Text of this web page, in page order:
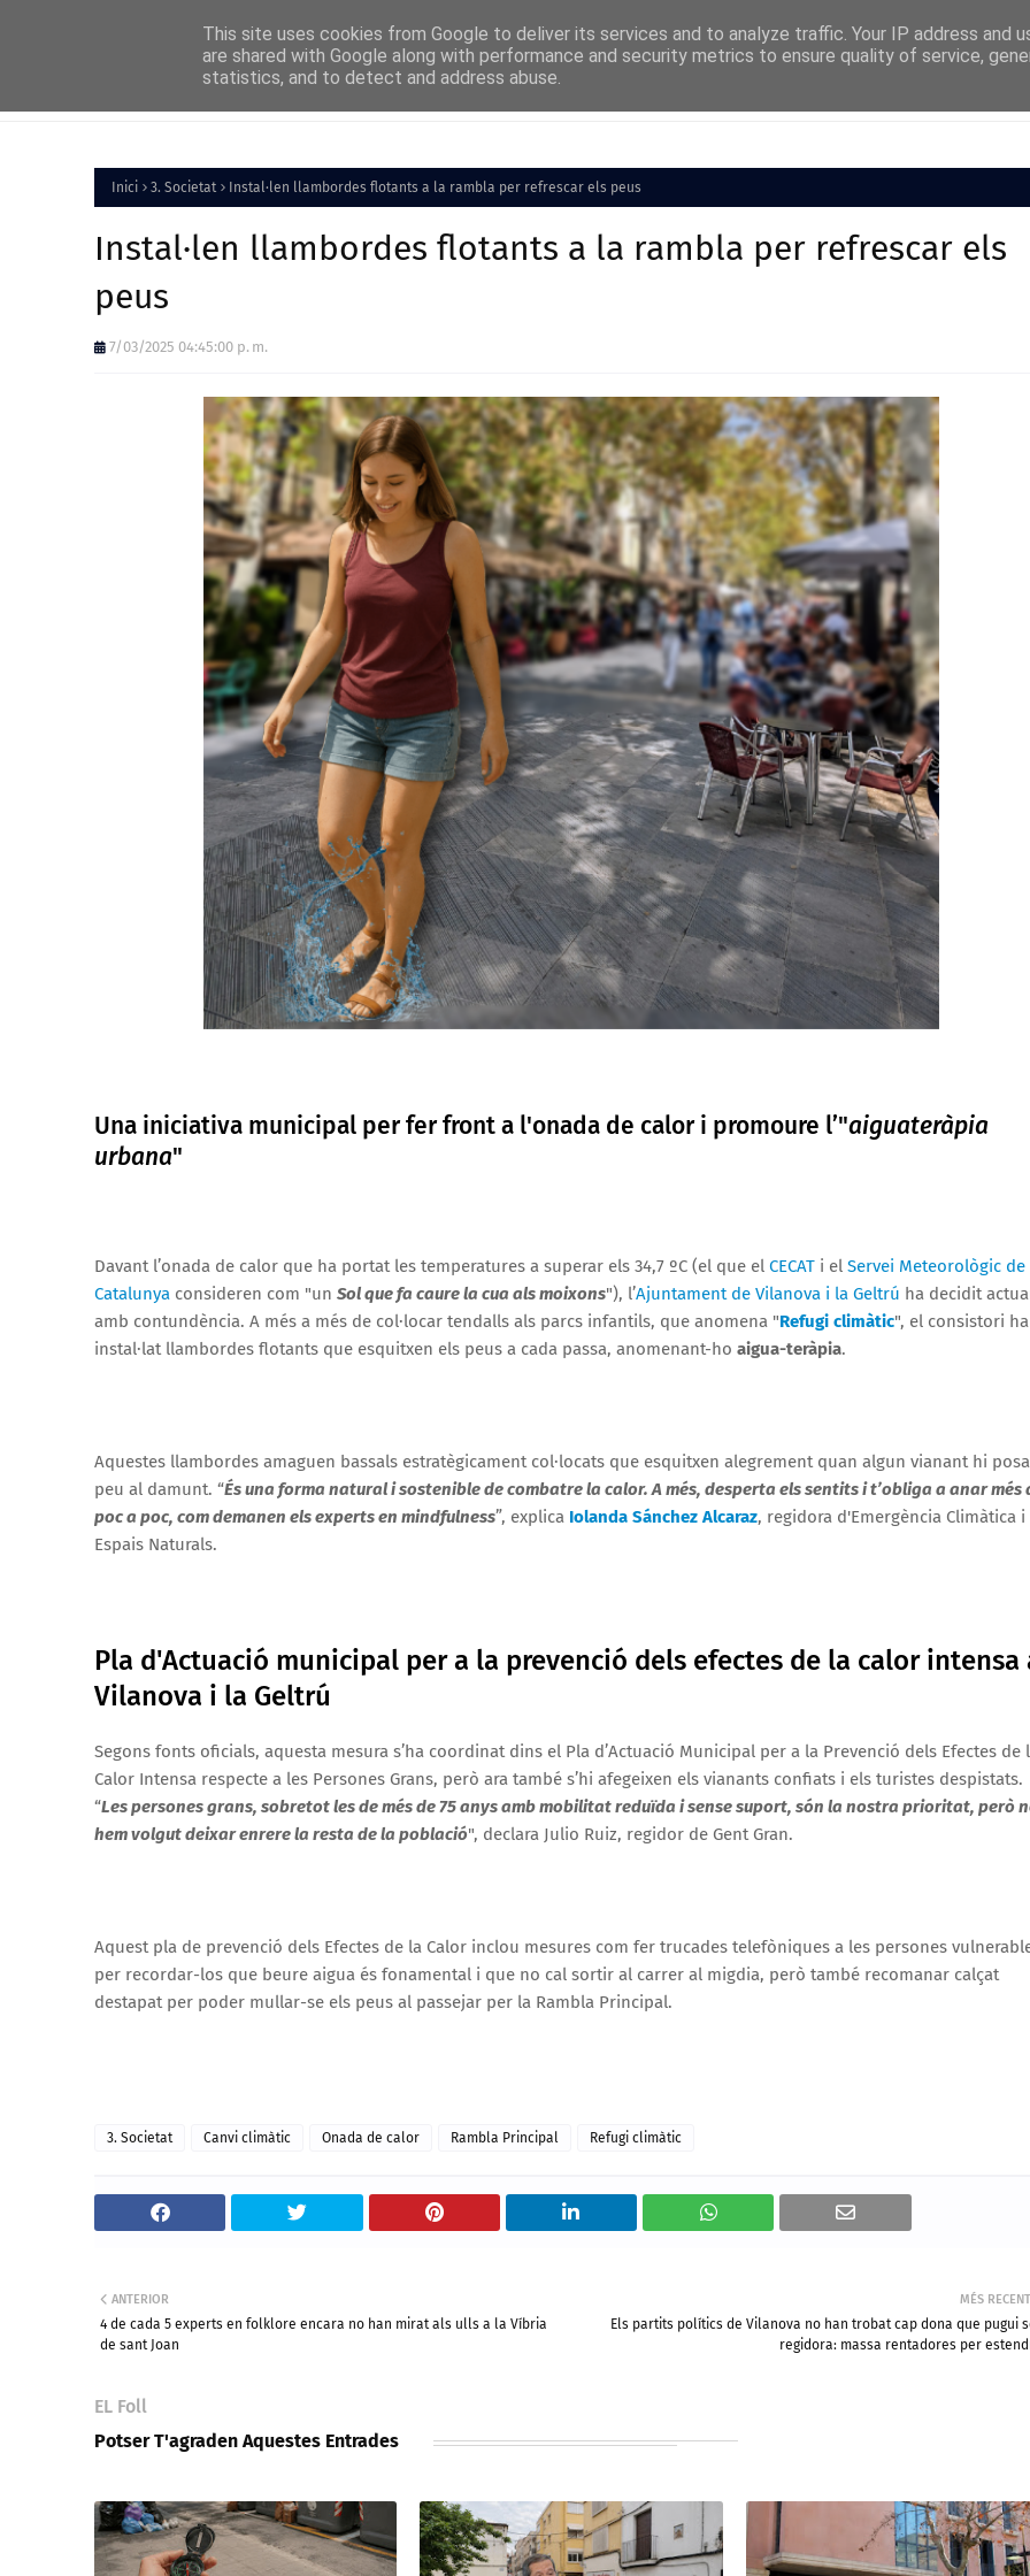
Inici Política
Inici 3. Societat Instal·len llambordes flotants a la rambla per refrescar els peus
Instal·len llambordes flotants a la rambla per refrescar els
peus
7/03/2025 04:45:00 p. m.
Una iniciativa municipal per fer front a l'onada de calor i promoure l’"aiguateràpia
urbana"
Davant l’onada de calor que ha portat les temperatures a superar els 34,7 ºC (el que el CECAT i el Servei Meteorològic de
Catalunya consideren com "un Sol que fa caure la cua als moixons"), l’Ajuntament de Vilanova i la Geltrú ha decidit
amb contundència. A més a més de col·locar tendalls als parcs infantils, que anomena "Refugi climàtic", el consistori ha
instal·lat llambordes flotants que esquitxen els peus a cada passa, anomenant-ho aigua-teràpia.
Aquestes llambordes amaguen bassals estratègicament col·locats que esquitxen alegrement quan algun vianant hi
peu al damunt. “És una forma natural i sostenible de combatre la calor. A més, desperta els sentits i t’obliga a anar més
poc a poc, com demanen els experts en mindfulness”, explica Iolanda Sánchez Alcaraz, regidora d'Emergència Climàtica i
Espais Naturals.
Pla d'Actuació municipal per a la prevenció dels efectes de la calor intensa
Vilanova i la Geltrú
Segons fonts oficials, aquesta mesura s’ha coordinat dins el Pla d’Actuació Municipal per a la Prevenció dels Efectes de
Calor Intensa respecte a les Persones Grans, però ara també s’hi afegeixen els vianants confiats i els turistes despistats.
“Les persones grans, sobretot les de més de 75 anys amb mobilitat reduïda i sense suport, són la nostra prioritat, però
hem volgut deixar enrere la resta de la població", declara Julio Ruiz, regidor de Gent Gran.
Aquest pla de prevenció dels Efectes de la Calor inclou mesures com fer trucades telefòniques a les persones
per recordar-los que beure aigua és fonamental i que no cal sortir al carrer al migdia, però també recomanar calçat
destapat per poder mullar-se els peus al passejar per la Rambla Principal.
3. Societat Canvi climàtic Onada de calor Rambla Principal Refugi climàtic
MÉS RECENT
Els partits polítics de Vilanova no han trobat cap dona que pugui
regidora: massa rentadores per
ANTERIOR
4 de cada 5 experts en folklore encara no han mirat als ulls a la Víbria
de sant Joan
EL Foll
Potser T'agraden Aquestes Entrades
This site uses cookies from Google to deliver its services and to analyze traffic. Your IP address and
are shared with Google along with performance and security metrics to ensure quality of service,
statistics, and to detect and address abuse.